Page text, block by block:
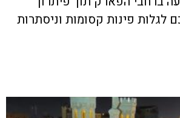
לגלות פינות קסומות וניסתרות